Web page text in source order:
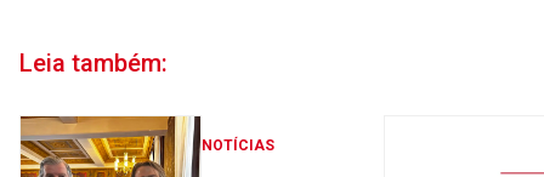
Leia também:
NOTÍCIAS